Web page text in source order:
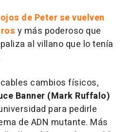
de Peter se vuelven
y más poderoso que
al villano que lo tenía
cambios físicos,
Banner (Mark Ruffalo)
para pedirle
de ADN mutante. Más